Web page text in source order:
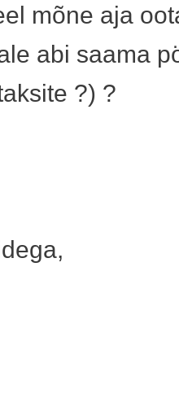
mõne aja
abi saama
?) ?